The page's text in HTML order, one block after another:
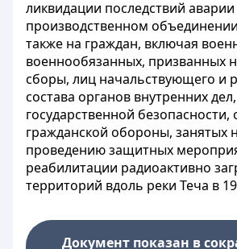
ликвидации последствий аварии
производственном
также на граждан, включая
военнообязанных, призванных
сборы, лиц начальствующего и
состава органов внутренних
государственной безопасности,
гражданской обороны, занятых
проведению защитных
реабилитации радиоактивно
территорий вдоль реки Теча в
Документ показан в